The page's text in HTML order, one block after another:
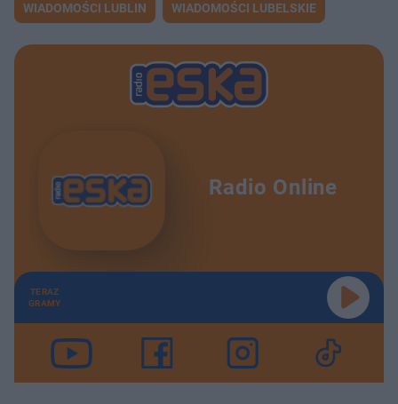
WIADOMOŚCI LUBLIN WIADOMOŚCI LUBELSKIE
Radio Online
TERAZ
GRAMY